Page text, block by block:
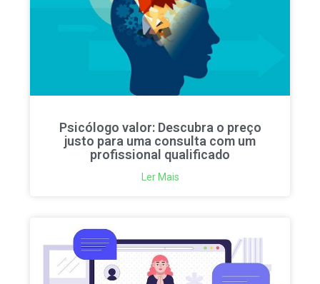
Psicólogo valor: Descubra o preço
justo para uma consulta com um
profissional qualificado
Ler Mais